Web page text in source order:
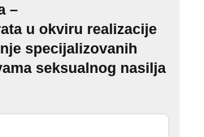
–
u okviru realizacije
specijalizovanih
seksualnog nasilja